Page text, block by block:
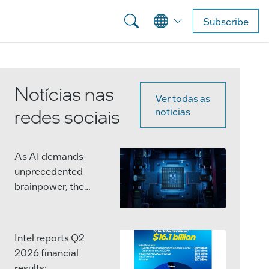
Subscribe
Notícias nas
redes sociais
Ver todas as
notícias
As AI demands
unprecedented
brainpower, the
massive chips.
Intel reports Q2
2026 financial